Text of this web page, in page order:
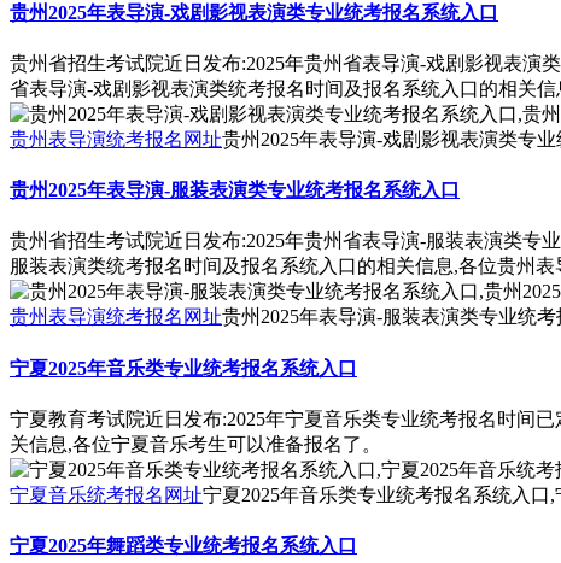
贵州2025年表导演-戏剧影视表演类专业统考报名系统入口
贵州省招生考试院近日发布:2025年贵州省表导演-戏剧影视表演
省表导演-戏剧影视表演类统考报名时间及报名系统入口的相关
贵州表导演统考报名网址贵州2025年表导演-戏剧影视表演类专
贵州2025年表导演-服装表演类专业统考报名系统入口
贵州省招生考试院近日发布:2025年贵州省表导演-服装表演类专
服装表演类统考报名时间及报名系统入口的相关信息,各位贵州表
贵州表导演统考报名网址贵州2025年表导演-服装表演类专业统
宁夏2025年音乐类专业统考报名系统入口
宁夏教育考试院近日发布:2025年宁夏音乐类专业统考报名时间
关信息,各位宁夏音乐考生可以准备报名了。
宁夏音乐统考报名网址宁夏2025年音乐类专业统考报名系统入口,
宁夏2025年舞蹈类专业统考报名系统入口